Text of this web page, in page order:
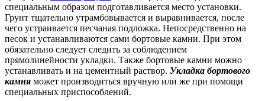
специальным образом подготавливается место установки.
Грунт тщательно утрамбовывается и выравнивается, после
чего устраивается песчаная подложка. Непосредственно на
песок и устанавливаются сами бортовые камни. При этом
обязательно следует следить за соблюдением
прямолинейности укладки. Также бортовые камни можно
устанавливать и на цементный раствор. Укладка бортового
камня может производиться вручную или же при помощи
специальных приспособлений.